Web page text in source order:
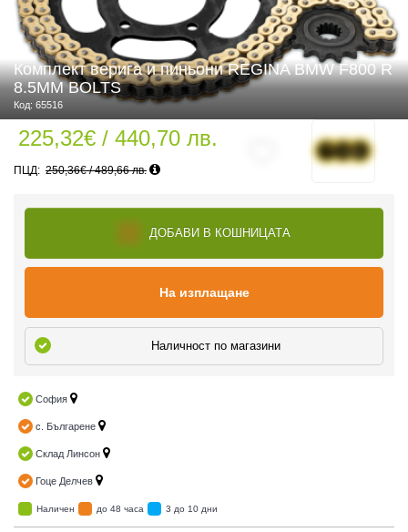
ЕКИПИРОВКА
Комплект верига и пиньони REGINA BMW F800 R
8.5MM BOLTS
Код: 65516
225,32€ / 440,70 лв.
250,36€ / 489,66 лв.
ДОБАВИ В КОШНИЦАТА
На изплащане
Наличност по магазини
София
с. Българене
Склад Линсон
Гоце Делчев
Наличен до 48 часа 3 до 10 дни